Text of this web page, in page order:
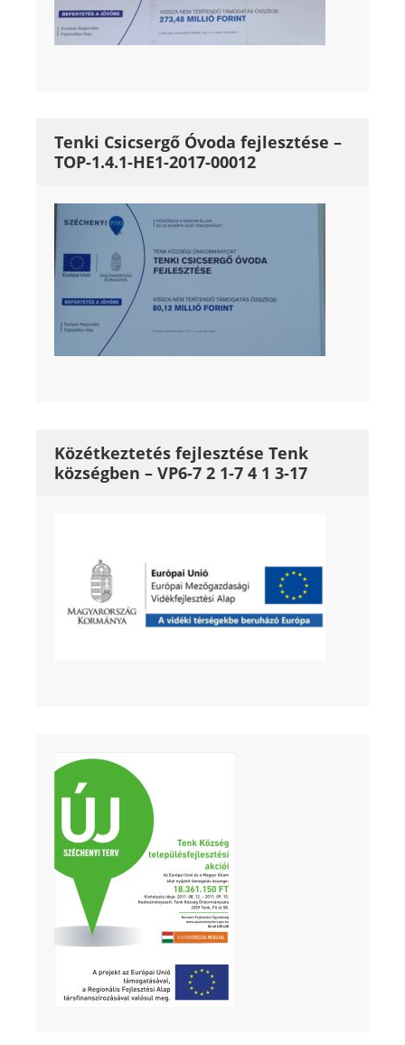
Tenki Csicsergő Óvoda fejlesztése –
TOP-1.4.1-HE1-2017-00012
Közétkeztetés fejlesztése Tenk
községben – VP6-7 2 1-7 4 1 3-17